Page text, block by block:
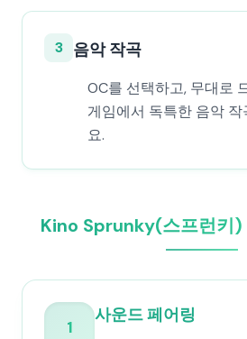
3 음악 작곡
OC를 선택하고, 무대로
게임에서 독특한 음악
요.
Kino Sprunky(스프런키)
1
사운드 페어링